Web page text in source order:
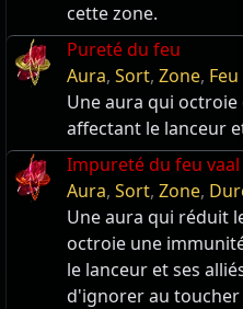
cette zone.
Pureté du feu
Aura, Sort, Zone, Feu
Une aura qui octroie
affectant le lanceur
Impureté du feu vaal
Aura, Sort, Zone,
Une aura qui réduit
octroie une
le lanceur et ses
d'ignorer au toucher